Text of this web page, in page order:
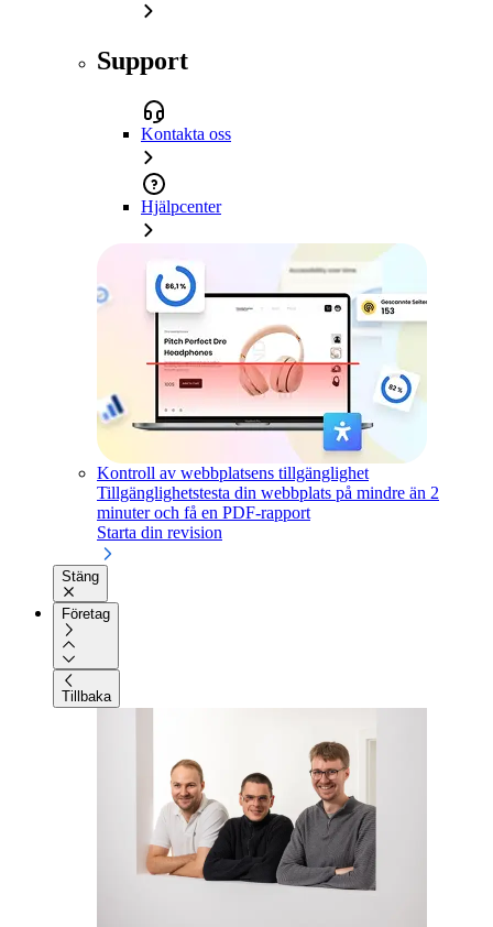
Support
Kontakta oss
Hjälpcenter
Kontroll av webbplatsens tillgänglighet
Tillgänglighetstesta din webbplats på mindre än 2
minuter och få en PDF-rapport
Starta din revision
Stäng
Företag
Tillbaka